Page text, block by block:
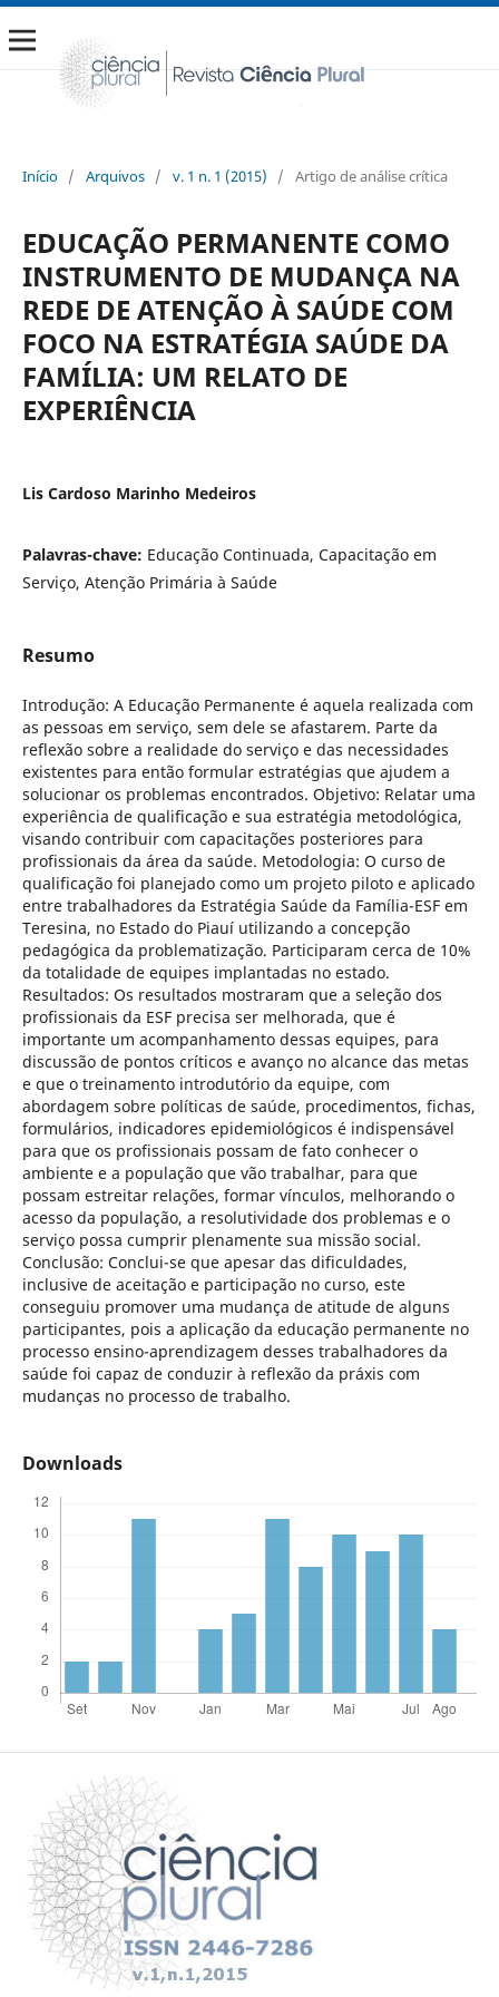
Início / Arquivos / v. 1 n. 1 (2015) / Artigo de análise crítica
EDUCAÇÃO PERMANENTE COMO
INSTRUMENTO DE MUDANÇA NA
REDE DE ATENÇÃO À SAÚDE COM
FOCO NA ESTRATÉGIA SAÚDE DA
FAMÍLIA: UM RELATO DE
EXPERIÊNCIA
Lis Cardoso Marinho Medeiros
Palavras-chave: Educação Continuada, Capacitação em
Serviço, Atenção Primária à Saúde
Resumo
Introdução: A Educação Permanente é aquela realizada com
as pessoas em serviço, sem dele se afastarem. Parte da
reflexão sobre a realidade do serviço e das necessidades
existentes para então formular estratégias que ajudem a
solucionar os problemas encontrados. Objetivo: Relatar uma
experiência de qualificação e sua estratégia metodológica,
visando contribuir com capacitações posteriores para
profissionais da área da saúde. Metodologia: O curso de
qualificação foi planejado como um projeto piloto e aplicado
entre trabalhadores da Estratégia Saúde da Família-ESF em
Teresina, no Estado do Piauí utilizando a concepção
pedagógica da problematização. Participaram cerca de 10%
da totalidade de equipes implantadas no estado.
Resultados: Os resultados mostraram que a seleção dos
profissionais da ESF precisa ser melhorada, que é
importante um acompanhamento dessas equipes, para
discussão de pontos críticos e avanço no alcance das metas
e que o treinamento introdutório da equipe, com
abordagem sobre políticas de saúde, procedimentos, fichas,
formulários, indicadores epidemiológicos é indispensável
para que os profissionais possam de fato conhecer o
ambiente e a população que vão trabalhar, para que
possam estreitar relações, formar vínculos, melhorando o
acesso da população, a resolutividade dos problemas e o
serviço possa cumprir plenamente sua missão social.
Conclusão: Conclui-se que apesar das dificuldades,
inclusive de aceitação e participação no curso, este
conseguiu promover uma mudança de atitude de alguns
participantes, pois a aplicação da educação permanente no
processo ensino-aprendizagem desses trabalhadores da
saúde foi capaz de conduzir à reflexão da práxis com
mudanças no processo de trabalho.
Downloads